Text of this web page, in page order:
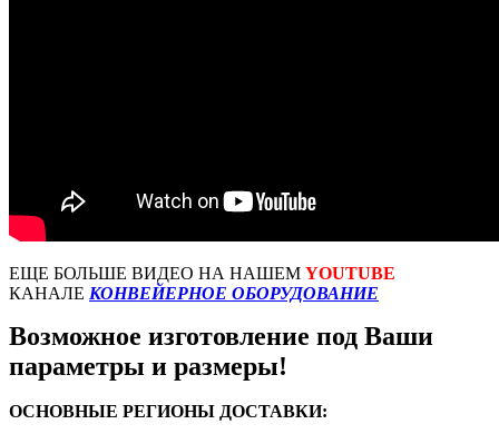
ЕЩЕ БОЛЬШЕ ВИДЕО НА НАШЕМ YOUTUBE
КАНАЛЕ КОНВЕЙЕРНОЕ ОБОРУДОВАНИЕ
Возможное изготовление под Ваши
параметры и размеры!
ОСНОВНЫЕ РЕГИОНЫ ДОСТАВКИ: